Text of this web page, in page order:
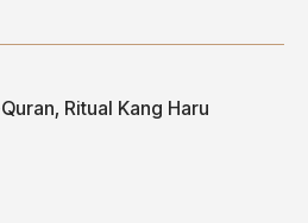
dengan judul
Laporkan Dugaan Money
Nominalnya,
2024/11/30/2-
laporkan-dugaan-money-
Ritual Kang Haru